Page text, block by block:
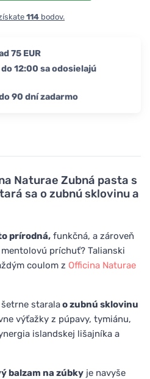
Naturae Zubná pasta s
sa o zubnú sklovinu a
prírodná, funkčná, a zároveň
príchuť? Talianski
coulom z Officina Naturae
staralao zubnú sklovinu
výťažky z púpavy, tymiánu,
islandskej lišajníka a
balzam na zúbky je navyše
114 bodov.
75 EUR
12:00 sa odosielajú
90 dní zadarmo